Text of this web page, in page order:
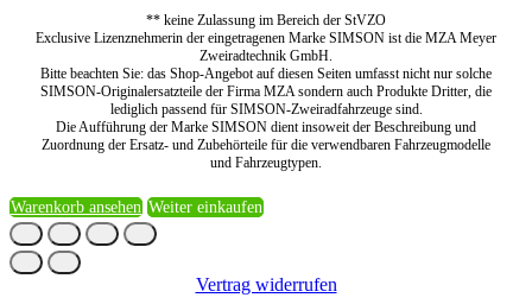
** keine Zulassung im Bereich der StVZO
Exclusive Lizenznehmerin der eingetragenen Marke SIMSON ist die MZA Meyer
Zweiradtechnik GmbH.
Bitte beachten Sie: das Shop-Angebot auf diesen Seiten umfasst nicht nur solche
SIMSON-Originalersatzteile der Firma MZA sondern auch Produkte Dritter, die
lediglich passend für SIMSON-Zweiradfahrzeuge sind.
Die Aufführung der Marke SIMSON dient insoweit der Beschreibung und
Zuordnung der Ersatz- und Zubehörteile für die verwendbaren Fahrzeugmodelle
und Fahrzeugtypen.
Warenkorb ansehen Weiter einkaufen
Vertrag widerrufen